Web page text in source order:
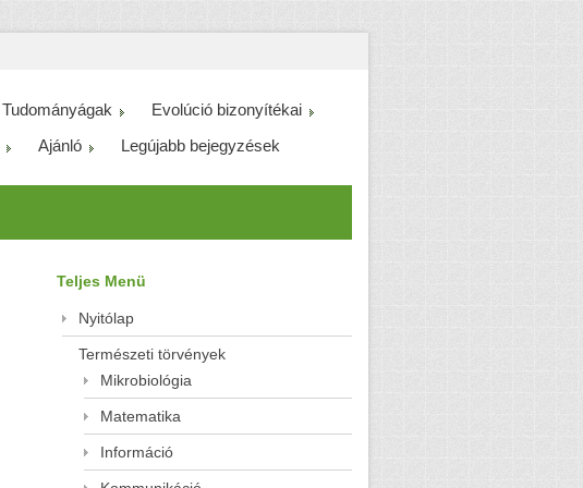
Tudományágak
Evolúció bizonyítékai
Ajánló Legújabb bejegyzések
Teljes Menü
Nyitólap
Természeti törvények
Mikrobiológia
Matematika
Információ